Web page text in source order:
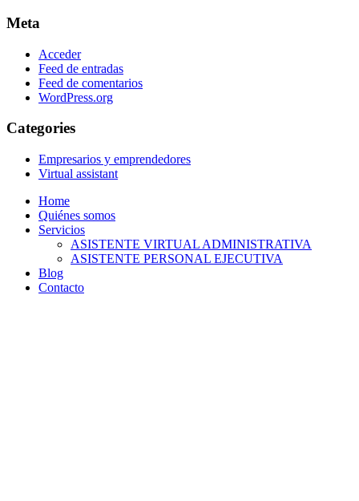
Meta
Acceder
Feed de entradas
Feed de comentarios
WordPress.org
Categories
Empresarios y emprendedores
Virtual assistant
Home
Quiénes somos
Servicios
ASISTENTE VIRTUAL ADMINISTRATIVA
ASISTENTE PERSONAL EJECUTIVA
Blog
Contacto